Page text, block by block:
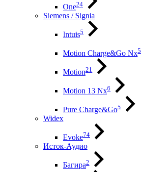
One24
Siemens / Signia
Intuis5
Motion Charge&Go Nx5
Motion21
Motion 13 Nx6
Pure Charge&Go5
Widex
Evoke74
Исток-Аудио
Багира2